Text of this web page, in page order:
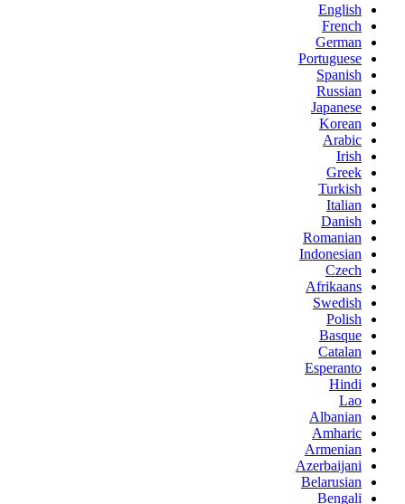
English
French
German
Portuguese
Spanish
Russian
Japanese
Korean
Arabic
Irish
Greek
Turkish
Italian
Danish
Romanian
Indonesian
Czech
Afrikaans
Swedish
Polish
Basque
Catalan
Esperanto
Hindi
Lao
Albanian
Amharic
Armenian
Azerbaijani
Belarusian
Bengali